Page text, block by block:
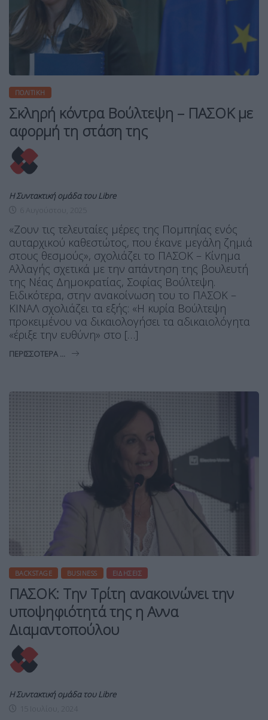
ΠΟΛΙΤΙΚΉ
Σκληρή κόντρα Βούλτεψη – ΠΑΣΟΚ με
αφορμή τη στάση της
Η Συντακτική ομάδα του Libre
«Ζουν τις τελευταίες μέρες της Πομπηίας ενός
αυταρχικού καθεστώτος, που έκανε μεγάλη ζημιά
στους θεσμούς», σχολιάζει το ΠΑΣΟΚ – Κίνημα
Αλλαγής σχετικά με την απάντηση της βουλευτή
της Νέας Δημοκρατίας, Σοφίας Βούλτεψη.
Ειδικότερα, στην ανακοίνωση του το ΠΑΣΟΚ –
ΚΙΝΑΛ σχολιάζει τα εξής: «Η κυρία Βούλτεψη
προκειμένου να δικαιολογήσει τα αδικαιολόγητα
«έριξε την ευθύνη» στο […]
ΠΕΡΙΣΣΌΤΕΡΑ ...
BACKSTAGE BUSINESS ΕΙΔΉΣΕΙΣ
ΠΑΣΟΚ: Την Τρίτη ανακοινώνει την
υποψηφιότητά της η Aννα
Διαμαντοπούλου
Η Συντακτική ομάδα του Libre